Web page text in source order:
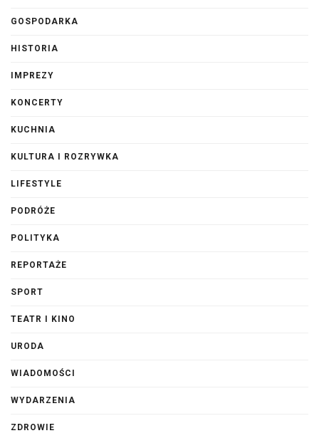
GOSPODARKA
HISTORIA
IMPREZY
KONCERTY
KUCHNIA
KULTURA I ROZRYWKA
LIFESTYLE
PODRÓŻE
POLITYKA
REPORTAŻE
SPORT
TEATR I KINO
URODA
WIADOMOŚCI
WYDARZENIA
ZDROWIE